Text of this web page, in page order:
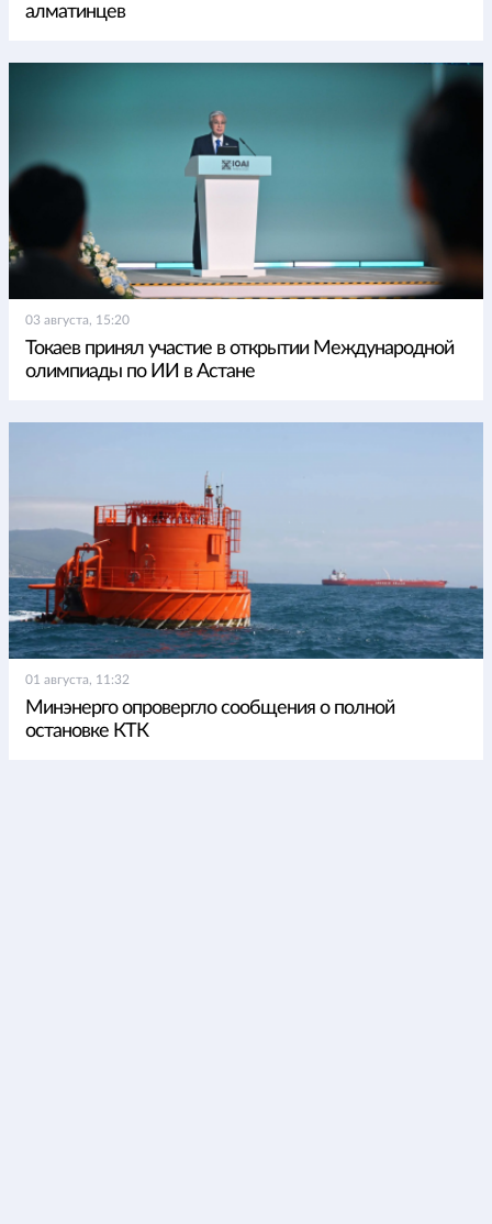
алматинцев
03 августа, 15:20
Токаев принял участие в открытии Международной
олимпиады по ИИ в Астане
01 августа, 11:32
Минэнерго опровергло сообщения о полной
остановке КТК